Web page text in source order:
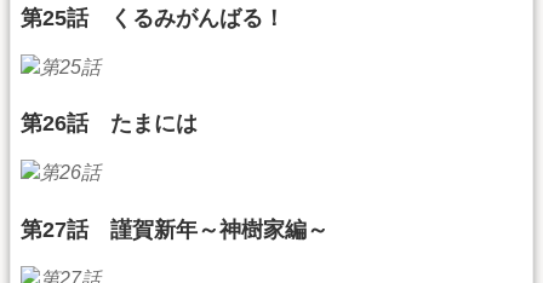
第25話 くるみがんばる！
第26話 たまには
第27話 謹賀新年～神樹家編～